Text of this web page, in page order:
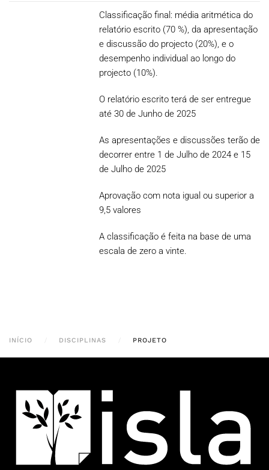
Classificação final: média aritmética do
relatório escrito (70 %), da apresentação
e discussão do projecto (20%), e o
desempenho individual ao longo do
projecto (10%).
O relatório escrito terá de ser entregue
até 30 de Junho de 2025
As apresentações e discussões terão de
decorrer entre 1 de Julho de 2024 e 15
de Julho de 2025
Aprovação com nota igual ou superior a
9,5 valores
A classificação é feita na base de uma
escala de zero a vinte.
INÍCIO DISCIPLINAS PROJETO